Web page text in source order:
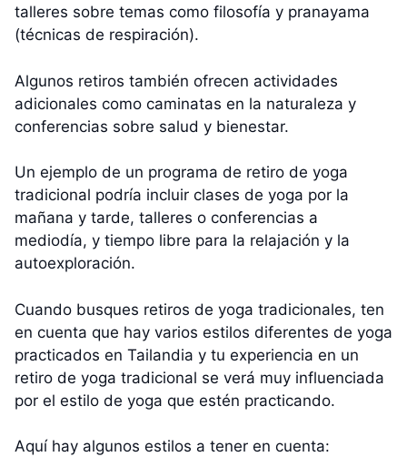
talleres sobre temas como filosofía y pranayama
(técnicas de respiración).
Algunos retiros también ofrecen actividades
adicionales como caminatas en la naturaleza y
conferencias sobre salud y bienestar.
Un ejemplo de un programa de retiro de yoga
tradicional podría incluir clases de yoga por la
mañana y tarde, talleres o conferencias a
mediodía, y tiempo libre para la relajación y la
autoexploración.
Cuando busques retiros de yoga tradicionales, ten
en cuenta que hay varios estilos diferentes de yoga
practicados en Tailandia y tu experiencia en un
retiro de yoga tradicional se verá muy influenciada
por el estilo de yoga que estén practicando.
Aquí hay algunos estilos a tener en cuenta: